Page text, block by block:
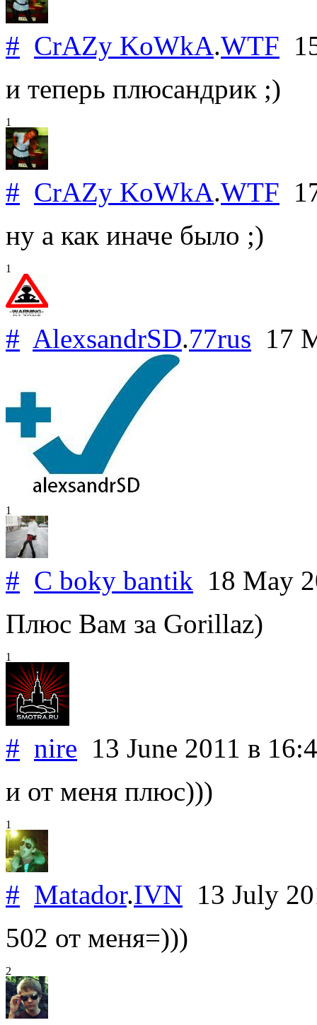
# CrAZy KoWkA.WTF
и теперь плюсандрик ;)
1
# CrAZy KoWkA.WTF
ну а как иначе было ;)
1
# AlexsandrSD.77rus 17
1
# C boky bantik 18 May
Плюс Вам за Gorillaz)
1
# nire 13 June 2011 в
и от меня плюс)))
1
# Matador.IVN 13 July
502 от меня=)))
2